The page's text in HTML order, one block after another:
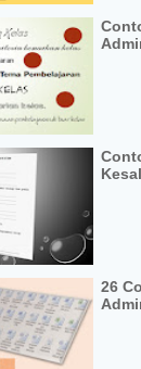
26